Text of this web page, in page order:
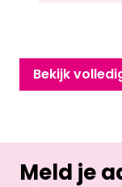
Bekijk
Meld je